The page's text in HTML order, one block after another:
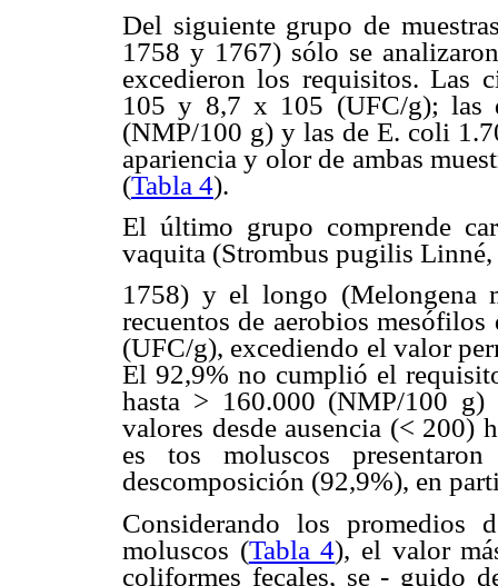
Del siguiente grupo de
1758 y 1767) sólo se
excedieron los requisitos. Las
105 y 8,7 x 105 (UFC/g); las
(NMP/100 g) y las de E. coli
apariencia y olor de ambas
(Tabla 4).
El último grupo comprende
vaquita (Strombus pugilis Linné,
1758) y el longo (Melongena
recuentos de aerobios
(UFC/g), excediendo el valor
El 92,9% no cumplió el
hasta > 160.000 (NMP/100
valores desde ausencia (< 200)
es tos moluscos
descomposición (92,9%), en
Considerando los
moluscos (Tabla 4), el valor
coliformes fecales, se - guido